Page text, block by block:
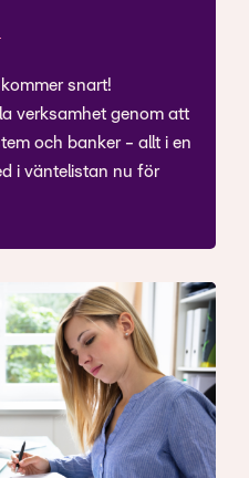
snart!
verksamhet genom att
och banker - allt i en
i väntelistan nu för